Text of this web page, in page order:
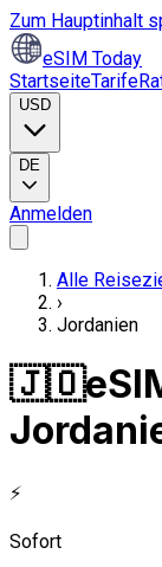
Zum Hauptinhalt
eSIM Today
StartseiteTarife
USD
DE
Anmelden
Alle
›
Jordanien
🇯🇴
⚡
Sofort